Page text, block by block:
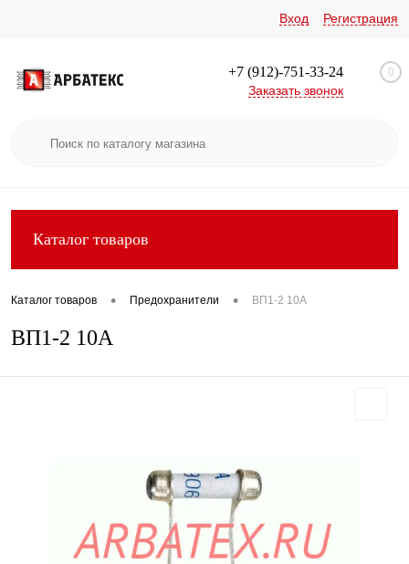
Вход Регистрация
+7 (912)-751-33-24
Заказать звонок
0
Каталог товаров
Каталог товаров • Предохранители • ВП1-2 10А
ВП1-2 10А